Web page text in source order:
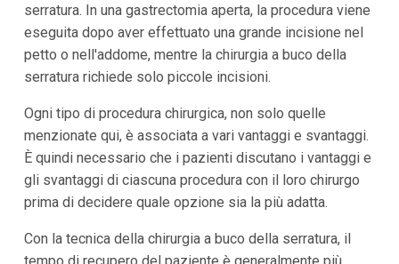
serratura. In una gastrectomia aperta, la procedura viene
eseguita dopo aver effettuato una grande incisione nel
petto o nell'addome, mentre la chirurgia a buco della
serratura richiede solo piccole incisioni.
Ogni tipo di procedura chirurgica, non solo quelle
menzionate qui, è associata a vari vantaggi e svantaggi.
È quindi necessario che i pazienti discutano i vantaggi e
gli svantaggi di ciascuna procedura con il loro chirurgo
prima di decidere quale opzione sia la più adatta.
Con la tecnica della chirurgia a buco della serratura, il